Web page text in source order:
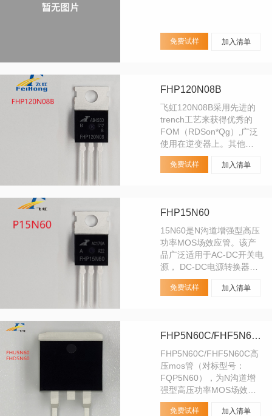
免费试样 加入清单
FHP120N08B
飞虹120N08B采用先进的
trench工艺来获得优秀的
FOM（RDSon*Qg）,广泛
使用在逆变器上。其他
MOS管品牌替代型号：
120N08 140N08
免费试样 加入清单
FHP15N60
15N60是N沟道增强型高压
功率MOS场效应管。该产
品广泛适用于AC-DC开关电
源， DC-DC电源转换器，
高压H桥PMW马达驱动。
免费试样 加入清单
FHP5N60C/FHF5N60C
FHP5N60C/FHF5N60C高
压mos管（对标型号：
FQP5N60），为N沟道增
强型高压功率MOS场效应
管。该产品广泛适用于AC-
免费试样 加入清单